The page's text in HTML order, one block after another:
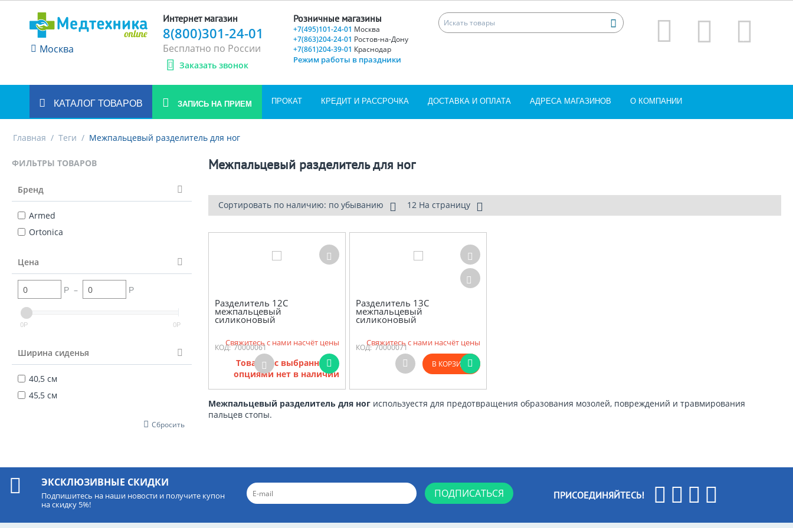
Москва
Интернет магазин
8(800)301-24-01
Бесплатно по России
Заказать звонок
Розничные магазины
+7(495)101-24-01 Москва
+7(863)204-24-01 Ростов-на-Дону
+7(861)204-39-01 Краснодар
Режим работы в праздники
КАТАЛОГ ТОВАРОВ ЗАПИСЬ НА ПРИЕМ ПРОКАТ КРЕДИТ И РАССРОЧКА ДОСТАВКА И ОПЛАТА АДРЕСА МАГАЗИНОВ О КОМПАНИИ
Главная / Теги / Межпальцевый разделитель для ног
ФИЛЬТРЫ ТОВАРОВ
Бренд
Armed
Ortonica
Цена
Р – Р
0Р 0Р
Ширина сиденья
40,5 см
45,5 см
Сбросить
Межпальцевый разделитель для ног
Сортировать по наличию: по убыванию 12 На страницу
Разделитель 12С
межпальцевый
силиконовый
КОД: 70000061
Свяжитесь с нами насчёт цены
Товаров с выбранными
опциями нет в наличии
Разделитель 13С
межпальцевый
силиконовый
КОД: 70000071
Свяжитесь с нами насчёт цены
В КОРЗИНУ
Межпальцевый разделитель для ногиспользуестя для предотвращения образования мозолей, повреждений и травмирования
пальцев стопы.
ЭКСКЛЮЗИВНЫЕ СКИДКИ
Подпишитесь на наши новости и получите купон
на скидку 5%!
ПОДПИСАТЬСЯ ПРИСОЕДИНЯЙТЕСЬ!